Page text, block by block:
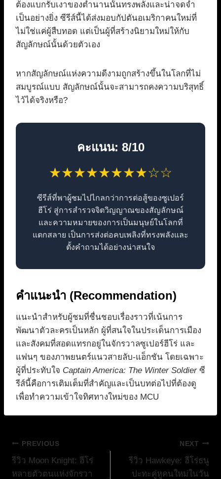
ต้องแบกรับเงาของตำนานนั้นทรงพลังและน่าจดจำ
เป็นอย่างยิ่ง ซีรีส์นี้ได้ส่งมอบกัปตันอเมริกาคนใหม่ที่
ไม่ใช่แค่ผู้สืบทอด แต่เป็นผู้ที่สร้างนิยามใหม่ให้กับ
สัญลักษณ์นั้นด้วยตัวเอง
หากสัญลักษณ์แห่งความดีงามถูกสร้างขึ้นในโลกที่ไม่
สมบูรณ์แบบ สัญลักษณ์นั้นจะสามารถคงความบริสุทธิ์
ไว้ได้จริงหรือ?
คะแนน: 8/10
★★★★★★★★☆☆
ซีรีส์ที่พาผู้ชมไปไกลกว่าการต่อสู้ของซูเปอร์
ฮีโร่ สู่การสำรวจจิตวิญญาณของสัญลักษณ์
และความหมายของการเป็นมนุษย์ในโลกที่
แตกสลาย เป็นการส่งต่อคบเพลิงที่ทรงพลังและ
ตั้งคำถามได้อย่างน่าสนใจ
คำแนะนำ (Recommendation)
แนะนำสำหรับผู้ชมที่ชื่นชอบเรื่องราวที่เน้นการ
พัฒนาตัวละครเป็นหลัก ผู้ที่สนใจในประเด็นการเมือง
และสังคมที่สอดแทรกอยู่ในจักรวาลซูเปอร์ฮีโร่ และ
แฟนๆ ของภาพยนตร์แนวสายลับ-แอ็กชัน โดยเฉพาะ
ผู้ที่ประทับใจ Captain America: The Winter Soldierซี
รีส์นี้คือการเติมเต็มที่สำคัญและเป็นบทต่อไปที่ต้องดู
เพื่อทำความเข้าใจทิศทางใหม่ของ MCU
แนะแนว
เรื่อง
PREVIOUS
รีวิว Moon Knight: ฮีโร่
หลายตัวตนแห่งจักรวา
NEXT
รีวิว Hawkeye: ฮีโร่ธนู
ปะทะคู่หูคนใหม่ในวัน